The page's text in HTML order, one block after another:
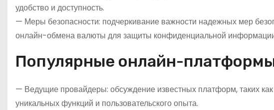
удобство и доступность.
— Меры безопасности: подчеркивание важности надежных мер
онлайн-обмена валюты для защиты конфиденциальной
Популярные онлайн-
— Ведущие провайдеры: обсуждение известных платформ, таких
уникальных функций и пользовательского опыта.